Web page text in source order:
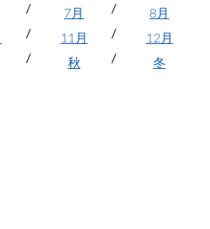
7月
8月
11月
12月
秋 冬